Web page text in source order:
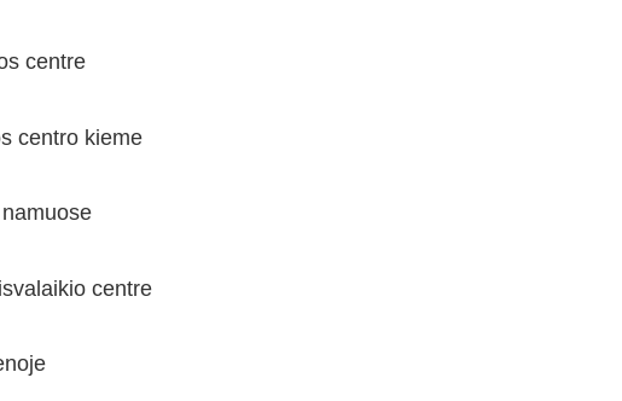
centre
centro kieme
centre